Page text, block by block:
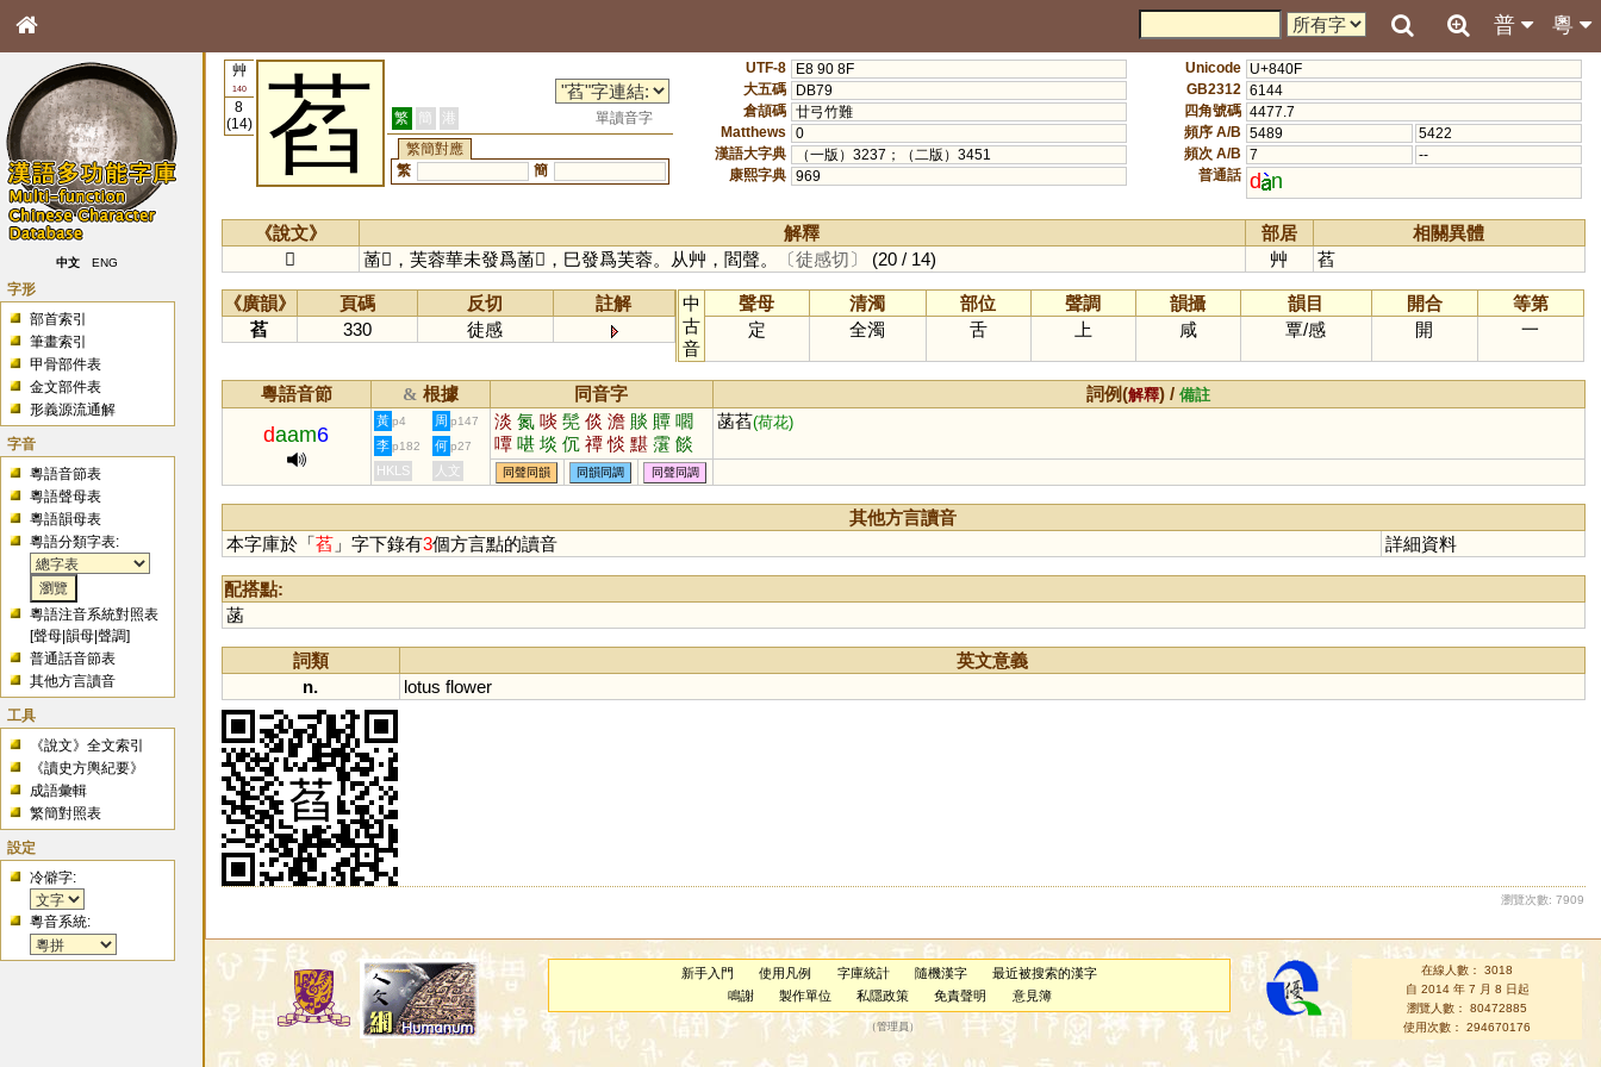
粵
普
中文 ENG
字形
部首索引
筆畫索引
甲骨部件表
金文部件表
形義源流通解
字音
粵語音節表
粵語聲母表
粵語韻母表
粵語分類字表:
粵語注音系統對照表
[聲母 |韻母 |聲調]
普通話音節表
其他方言讀音
工具
《說文》全文索引
《讀史方輿紀要》
成語彙輯
繁簡對照表
設定
冷僻字:
粵音系統:
艸
140
8
(14)
萏 繁 簡 港
單讀音字
繁簡對應
繁
簡
UTF-8
E8 90 8F
大五碼
DB79
倉頡碼 廿弓竹難
Matthews
0
漢語大字典
（一版）3237；（二版）3451
康熙字典 969
Unicode U+840F
GB2312 6144
四角號碼 4477.7
頻序 A/B 5489
5422
頻次 A/B 7
--
普通話 d n
《說文》 解釋 部居
相關異體
𧂄
䓿𧂄，芙蓉華未發爲䓿𧂄，巳發爲芙蓉。从艸，閻聲。 〔徒感切〕 (20 / 14) 艸 萏
《廣韻》 頁碼 反切
註解
萏
330 徒感
中
古
音
聲母 清濁 部位 聲調 韻攝 韻目 開合
等第
定
全濁 舌 上 咸 覃/感 開 一
粵語音節 & 根據 同音字 詞例(解釋) /備註
daam6
黃 p4 周 p147 淡 氮 啖 髧 倓 澹 賧 贉 嚪
嘾 啿 埮 伔 禫 惔 黮 霮 餤
憺 噉 窞 啗
菡萏(荷花)
李 p182 何 p27
HKLS 人文 同聲同韻 同韻同調 同聲同調
其他方言讀音
本字庫於「萏」字下錄有3個方言點的讀音 詳細資料
配搭點:
菡
詞類
英文意義
n.
lotus flower
瀏覽次數: 7909
新手入門 使用凡例 字庫統計 隨機漢字
最近被搜索的漢字
鳴謝
製作單位 私隱政策 免責聲明 意見簿
（管理員 ）
在線人數： 3018
自 2014 年 7 月 8 日起
瀏覽人數： 80472885
使用次數： 294670176